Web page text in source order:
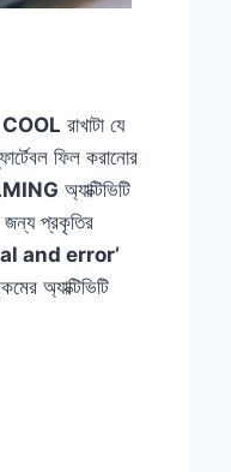
COOL রাখাটা যে
ফিল করানোর
অ্যাক্টিভিটি
জন্য প্রকৃতির
and error’
অ্যাক্টিভিটি